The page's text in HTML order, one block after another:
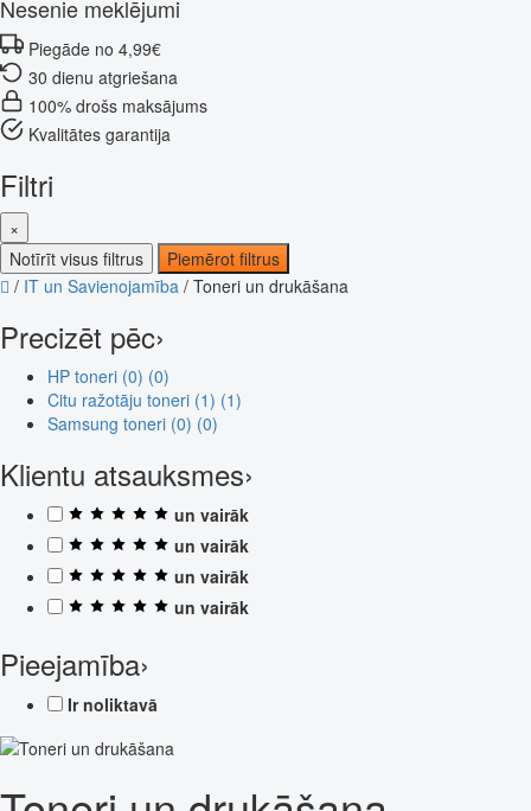
Nesenie meklējumi
Piegāde no 4,99€
30 dienu atgriešana
100% drošs maksājums
Kvalitātes garantija
Filtri
×
Notīrīt visus filtrus
Piemērot filtrus
/ IT un Savienojamība / Toneri un drukāšana
Precizēt pēc›
HP toneri (0) (0)
Citu ražotāju toneri (1) (1)
Samsung toneri (0) (0)
Klientu atsauksmes›
un vairāk
un vairāk
un vairāk
un vairāk
Pieejamība›
Ir noliktavā